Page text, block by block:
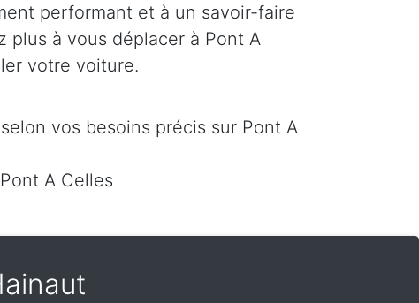
performant et à un savoir-faire
plus à vous déplacer à Pont A
votre voiture.
vos besoins précis sur Pont A
A Celles